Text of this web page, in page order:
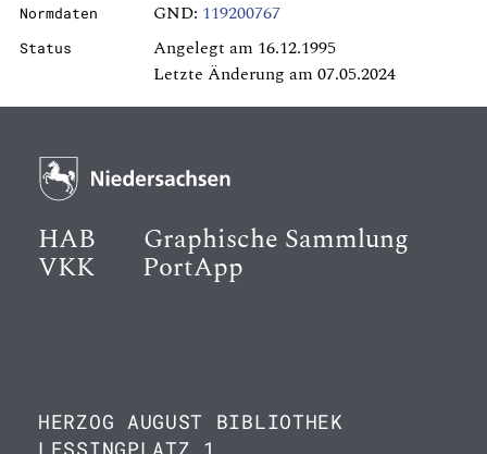
Normdaten GND: 119200767
Status
Angelegt am 16.12.1995
Letzte Änderung am 07.05.2024
HAB Graphische Sammlung
VKK PortApp
HERZOG AUGUST BIBLIOTHEK